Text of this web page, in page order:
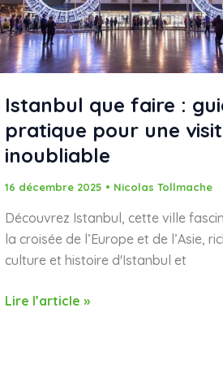
Istanbul que faire :
pratique pour une
inoubliable
16 décembre 2025 • Nicolas Tollmache
Découvrez Istanbul, cette ville
la croisée de l’Europe et de l’Asie,
culture et histoire d'Istanbul et
Istanbul
Lire l’article »